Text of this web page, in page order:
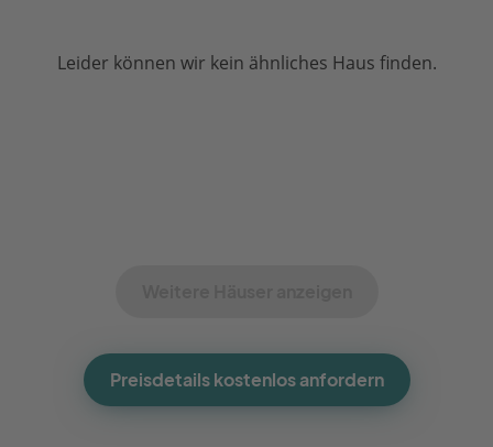
Leider können wir kein ähnliches Haus finden.
Preisdetails kostenlos anfordern